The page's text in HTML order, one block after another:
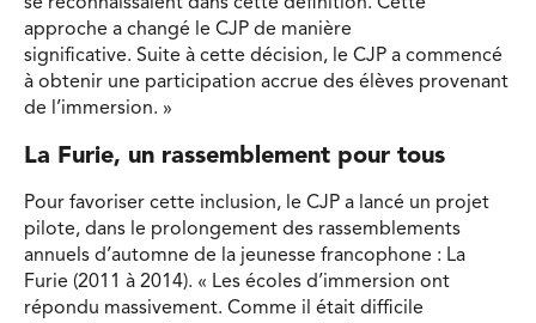
se reconnaissaient dans cette définition. Cette
approche a changé le CJP de manière
significative. Suite à cette décision, le CJP a commencé
à obtenir une participation accrue des élèves provenant
de l’immersion. »
La Furie, un rassemblement pour tous
Pour favoriser cette inclusion, le CJP a lancé un projet
pilote, dans le prolongement des rassemblements
annuels d’automne de la jeunesse francophone : La
Furie (2011 à 2014). « Les écoles d’immersion ont
répondu massivement. Comme il était difficile